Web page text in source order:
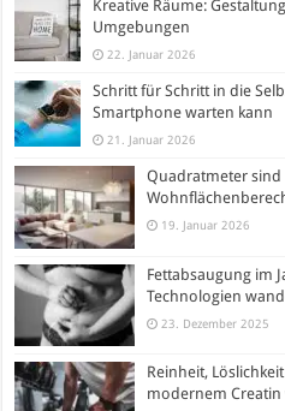
Kreative Räume:
Umgebungen
22. Januar 2026
Schritt für Schritt in die
Smartphone warten kann
21. Januar 2026
Quadratmeter sind
19. Januar 2026
Fettabsaugung im
Technologien
23. Dezember 2025
Reinheit,
modernem